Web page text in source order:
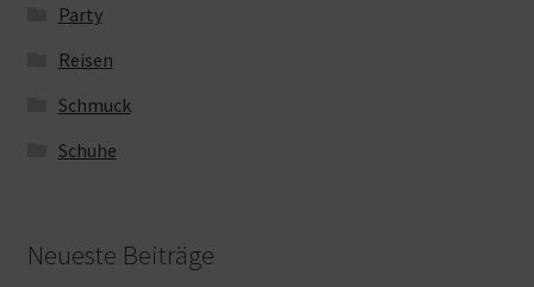
Party
Reisen
Schmuck
Schuhe
Neueste Beiträge